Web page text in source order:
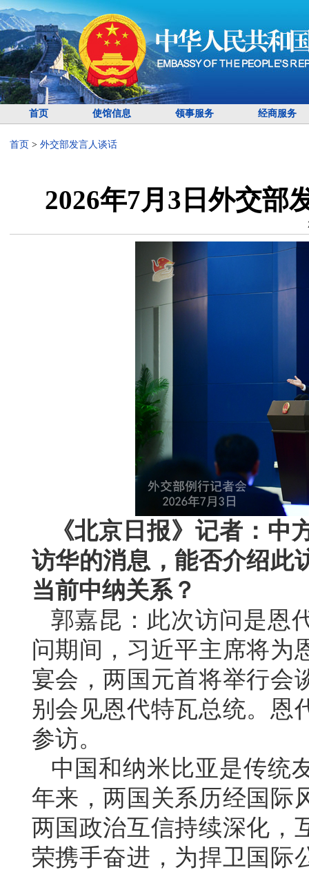
首页 使馆信息 领事服务 经商服务
首页 > 外交部发言人谈话
2026年7月3日外交部
《北京日报》记者：
访华的消息，能否介绍此
当前中纳关系？
郭嘉昆：此次访问是恩
问期间，习近平主席将为
宴会，两国元首将举行会
别会见恩代特瓦总统。恩
参访。
中国和纳米比亚是传统
年来，两国关系历经国际
两国政治互信持续深化，
荣携手奋进，为捍卫国际